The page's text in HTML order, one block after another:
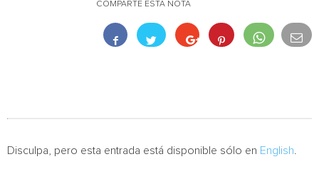
COMPARTE ESTA NOTA
Disculpa, pero esta entrada está disponible sólo en English